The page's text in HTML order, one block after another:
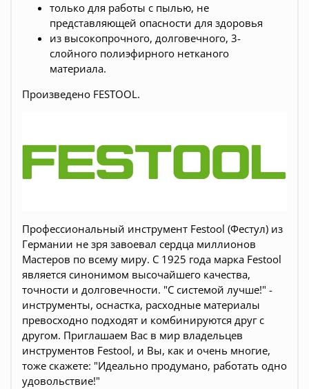
только для работы с пылью, не
представляющей опасности для здоровья
из высокопрочного, долговечного, 3-
слойного полиэфирного нетканого
материала.
Произведено FESTOOL.
Профессиональный инструмент Festool (Фестул) из
Германии не зря завоевал сердца миллионов
Мастеров по всему миру. С 1925 года марка Festool
является синонимом высочайшего качества,
точности и долговечности. "С системой лучше!" -
инструменты, оснастка, расходные материалы
превосходно подходят и комбинируются друг с
другом. Приглашаем Вас в мир владельцев
инструментов Festool, и Вы, как и очень многие,
тоже скажете: "Идеально продумано, работать одно
удовольствие!"